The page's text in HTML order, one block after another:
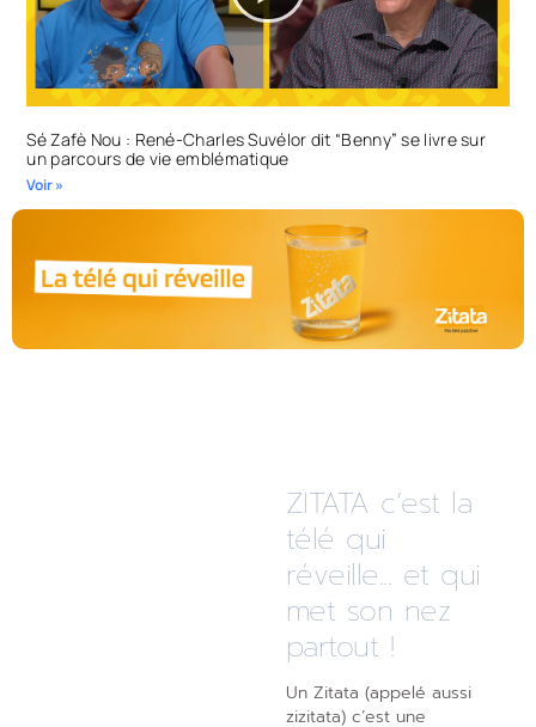
Sé Zafè Nou : René-Charles Suvélor dit “Benny” se livre sur
un parcours de vie emblématique
Voir »
ZITATA c’est la
télé qui
réveille... et qui
met son nez
partout !
Un Zitata (appelé aussi
zizitata) c’est une